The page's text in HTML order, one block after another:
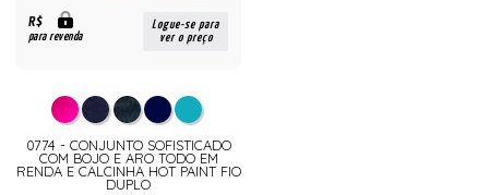
R$
para revenda
Logue-se para
ver o preço
0774 - CONJUNTO SOFISTICADO
COM BOJO E ARO TODO EM
RENDA E CALCINHA HOT PAINT FIO
DUPLO